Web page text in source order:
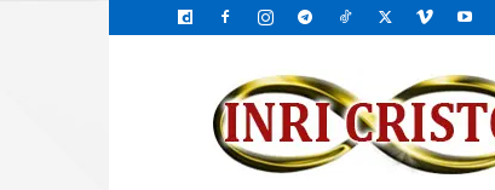
INRI
CRISTO,
Emissário